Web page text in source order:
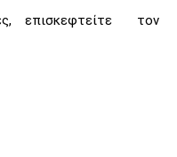
επισκεφτείτε τον